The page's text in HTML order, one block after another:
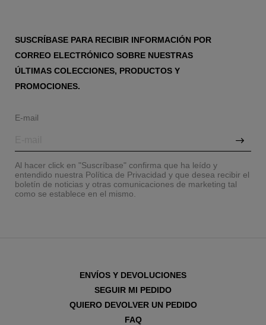
SUSCRÍBASE PARA RECIBIR INFORMACIÓN POR
CORREO ELECTRÓNICO SOBRE NUESTRAS
ÚLTIMAS COLECCIONES, PRODUCTOS Y
PROMOCIONES.
E-mail
Al hacer click en "Suscríbase" confirma que ha leído y
entendido nuestra Política de Privacidad y que desea recibir el
boletín de noticias y otras comunicaciones de marketing tal
como se establece en el mismo.
ENVÍOS Y DEVOLUCIONES
SEGUIR MI PEDIDO
QUIERO DEVOLVER UN PEDIDO
FAQ